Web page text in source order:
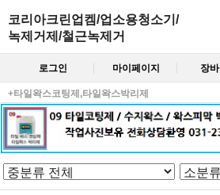
코리아크린업켐/업소용청소기/
녹제거제/철근녹제거
로그인 마이페이지 장
+타일왁스코팅제,타일왁스박리제